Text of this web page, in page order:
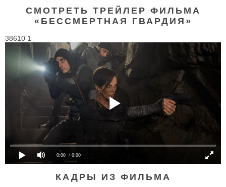
СМОТРЕТЬ ТРЕЙЛЕР ФИЛЬМА
«БЕССМЕРТНАЯ ГВАРДИЯ»
38610 1
0:00 / 0:00
КАДРЫ ИЗ ФИЛЬМА